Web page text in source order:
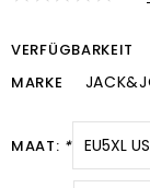
VERFÜGBARKEIT
MARKE
MAAT: *